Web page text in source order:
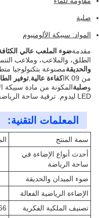
صلبة
المواد: سبيكة الألومنيوم
مقدمةضوء الملعب عالي
الطلق، والملاعب، وملاعب
والحديقةمصنوعة بتكنولوجيا
من IK 09
كفاءة عالية توفير
وصلبةالمكونة من مادة سبيكة
LED ليدوم. ترقية ساحة الرياضة الخاصة بك مع ضوء الرياضة LED اليوم!
المعلمات التقنية:
سمة المنتج
أحدث أنواع الإضاءة في
ساحة الرياضة
ضوء الميدان والحديقة
الإضاءة الرياضية الفعالة
تصنيف الملكية الفكرية